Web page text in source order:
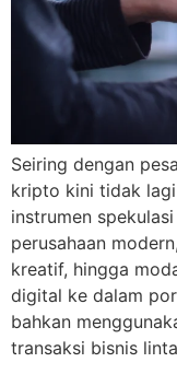
Seiring dengan
kripto kini tidak
instrumen
perusahaan
kreatif, hingga
digital ke dalam
bahkan
transaksi bisnis